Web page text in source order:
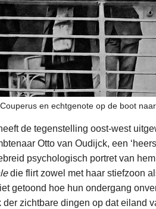
en echtgenote op de boot
de tegenstelling oost-west
Otto van Oudijck, een
psychologisch portret van
die flirt zowel met haar stiefzoon
getoond hoe hun ondergang
der zichtbare dingen op dat eiland